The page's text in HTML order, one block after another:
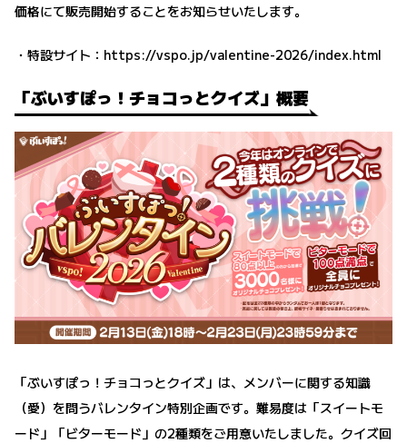
価格にて販売開始することをお知らせいたします。
・特設サイト： https://vspo.jp/valentine-2026/index.html
「ぶいすぽっ！チョコっとクイズ」概要
「ぶいすぽっ！チョコっとクイズ」は、メンバーに関する知識
（愛）を問うバレンタイン特別企画です。難易度は「スイートモ
ード」「ビターモード」の2種類をご用意いたしました。クイズ回